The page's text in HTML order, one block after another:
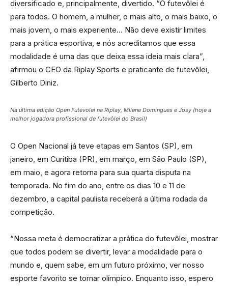
diversificado e, principalmente, divertido. “O futevôlei é
para todos. O homem, a mulher, o mais alto, o mais baixo, o
mais jovem, o mais experiente… Não deve existir limites
para a prática esportiva, e nós acreditamos que essa
modalidade é uma das que deixa essa ideia mais clara”,
afirmou o CEO da Riplay Sports e praticante de futevôlei,
Gilberto Diniz.
Na última edição Open Futevolei na Riplay, Milene Domingues e Josy (hoje a
melhor jogadora profissional de futevôlei do Brasil)
O Open Nacional já teve etapas em Santos (SP), em
janeiro, em Curitiba (PR), em março, em São Paulo (SP),
em maio, e agora retorna para sua quarta disputa na
temporada. No fim do ano, entre os dias 10 e 11 de
dezembro, a capital paulista receberá a última rodada da
competição.
“Nossa meta é democratizar a prática do futevôlei, mostrar
que todos podem se divertir, levar a modalidade para o
mundo e, quem sabe, em um futuro próximo, ver nosso
esporte favorito se tornar olímpico. Enquanto isso, espero